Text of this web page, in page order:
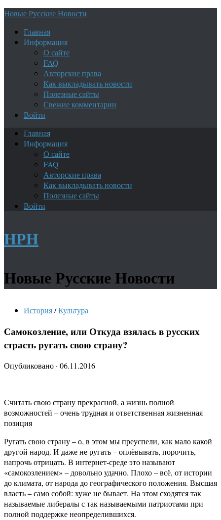
Новые Русские Новости
Главная
Информация
О сайте
FAQ
Авторские права
Как выкладывать новости
Полезные сайты
Свежие комментарии
Войти
Главная
Информация
О сайте
FAQ
Авторские права
Как выкладывать новости
Полезные сайты
Войти
НРН
Новые Русские Новости
История/Культура
Самокозление, или Откуда взялась в русских
страсть ругать свою страну?
Опубликовано · 06.11.2016
Считать свою страну прекрасной, а жизнь полной
возможностей – очень трудная и ответственная жизненная
позиция
Ругать свою страну – о, в этом мы преуспели, как мало какой
другой народ. И даже не ругать – оплёвывать, порочить,
напрочь отрицать. В интернет-среде это называют
«самокозлением» – довольно удачно. Плохо – всё, от истории
до климата, от народа до географического положения. Высшая
власть – само собой: хуже не бывает. На этом сходятся так
называемые либералы с так называемыми патриотами при
полной поддержке неопределившихся.